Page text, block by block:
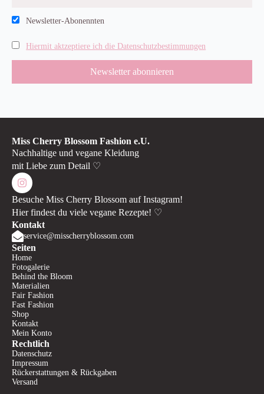
Newsletter-Abonennten
Hiermit aktzeptiere ich die Datenschutzbestimmungen
Miss Cherry Blossom Fashion e.U.
Nachhaltige und vegane Kleidung
mit Liebe zum Detail ♡
Besuche Miss Cherry Blossom auf Instagram!
Hier findest du viele vegane Rezepte! ♡
Kontakt
service@misscherryblossom.com
Seiten
Home
Fotogalerie
Behind the Bloom
Materialien
Fair Fashion
Fast Fashion
Shop
Kontakt
Mein Konto
Rechtlich
Datenschutz
Impressum
Rückerstattungen & Rückgaben
Versand